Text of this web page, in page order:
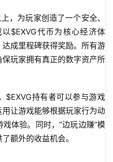
，为玩家创造了一个安全、
$EXVG代币为核心经济体
成里程碑获得奖励。所有游
玩家拥有真正的数字资产所
$EXVG持有者可以参与游戏
让游戏能够根据玩家行为动
体验。同时，”边玩边赚”模
额外的收益机会。